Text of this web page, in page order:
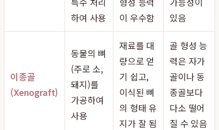
하여 사용
이 우수함
있음
이종골
(Xenograft)
동물의 뼈
(주로 소,
돼지)를
가공하여
사용
재료를 대
량으로 얻
기 쉽고,
이식된 뼈
의 형태 유
지가 잘 됨
골 형성 능
력은 자가
골이나 동
종골보다
다소 떨어
질 수 있음